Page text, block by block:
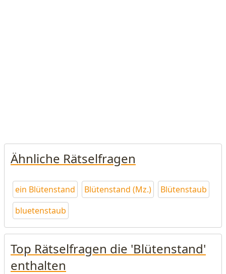
Ähnliche Rätselfragen
ein Blütenstand Blütenstand (Mz.)
Blütenstaub
bluetenstaub
Top Rätselfragen die 'Blütenstand'
enthalten